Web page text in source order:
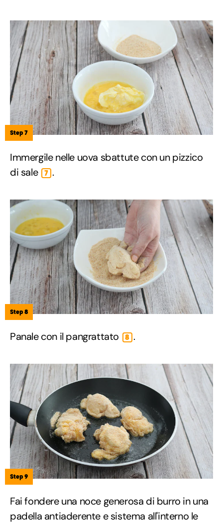
Step 7
Immergile nelle uova sbattute con un pizzico
di sale
7 .
Step 8
Panale con il pangrattato 8 .
Step 9
Fai fondere una noce generosa di burro in una
padella antiaderente e sistema all'interno le